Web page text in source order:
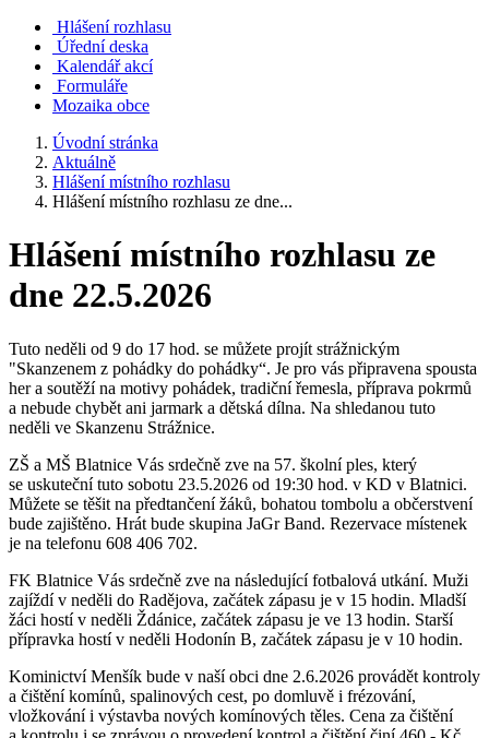
Hlášení rozhlasu
Úřední deska
Kalendář akcí
Formuláře
Mozaika obce
Úvodní stránka
Aktuálně
Hlášení místního rozhlasu
Hlášení místního rozhlasu ze dne...
Hlášení místního rozhlasu ze
dne 22.5.2026
Tuto neděli od 9 do 17 hod. se můžete projít strážnickým
"Skanzenem z pohádky do pohádky“. Je pro vás připravena spousta
her a soutěží na motivy pohádek, tradiční řemesla, příprava pokrmů
a nebude chybět ani jarmark a dětská dílna. Na shledanou tuto
neděli ve Skanzenu Strážnice.
ZŠ a MŠ Blatnice Vás srdečně zve na 57. školní ples, který
se uskuteční tuto sobotu 23.5.2026 od 19:30 hod. v KD v Blatnici.
Můžete se těšit na předtančení žáků, bohatou tombolu a občerstvení
bude zajištěno. Hrát bude skupina JaGr Band. Rezervace místenek
je na telefonu 608 406 702.
FK Blatnice Vás srdečně zve na následující fotbalová utkání. Muži
zajíždí v neděli do Radějova, začátek zápasu je v 15 hodin. Mladší
žáci hostí v neděli Ždánice, začátek zápasu je ve 13 hodin. Starší
přípravka hostí v neděli Hodonín B, začátek zápasu je v 10 hodin.
Kominictví Menšík bude v naší obci dne 2.6.2026 provádět kontroly
a čištění komínů, spalinových cest, po domluvě i frézování,
vložkování i výstavba nových komínových těles. Cena za čištění